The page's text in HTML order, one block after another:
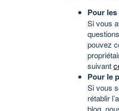
Pour
Si vous
pouvez
suivant
Pour le
Si vous
rétablir
blog,